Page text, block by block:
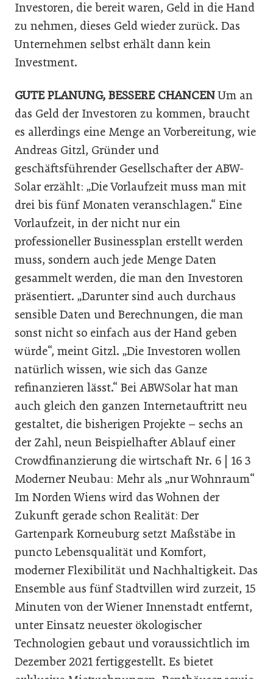
Investoren, die bereit waren, Geld in die Hand
zu nehmen, dieses Geld wieder zurück. Das
Unternehmen selbst erhält dann kein
Investment.
GUTE PLANUNG, BESSERE CHANCENUm an
das Geld der Investoren zu kommen, braucht
es allerdings eine Menge an Vorbereitung, wie
Andreas Gitzl, Gründer und
geschäftsführender Gesellschafter der ABW-
Solar erzählt: „Die Vorlaufzeit muss man mit
drei bis fünf Monaten veranschlagen.“ Eine
Vorlaufzeit, in der nicht nur ein
professioneller Businessplan erstellt werden
muss, sondern auch jede Menge Daten
gesammelt werden, die man den Investoren
präsentiert. „Darunter sind auch durchaus
sensible Daten und Berechnungen, die man
sonst nicht so einfach aus der Hand geben
würde“, meint Gitzl. „Die Investoren wollen
natürlich wissen, wie sich das Ganze
refinanzieren lässt.“ Bei ABWSolar hat man
auch gleich den ganzen Internetauftritt neu
gestaltet, die bisherigen Projekte – sechs an
der Zahl, neun Beispielhafter Ablauf einer
Crowdfinanzierung die wirtschaft Nr. 6 | 16 3
Moderner Neubau: Mehr als „nur Wohnraum“
Im Norden Wiens wird das Wohnen der
Zukunft gerade schon Realität: Der
Gartenpark Korneuburg setzt Maßstäbe in
puncto Lebensqualität und Komfort,
moderner Flexibilität und Nachhaltigkeit. Das
Ensemble aus fünf Stadtvillen wird zurzeit, 15
Minuten von der Wiener Innenstadt entfernt,
unter Einsatz neuester ökologischer
Technologien gebaut und voraussichtlich im
Dezember 2021 fertiggestellt. Es bietet